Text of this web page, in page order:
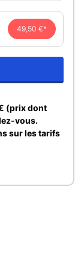
49,50 €*
(prix dont
vous.
sur les tarifs